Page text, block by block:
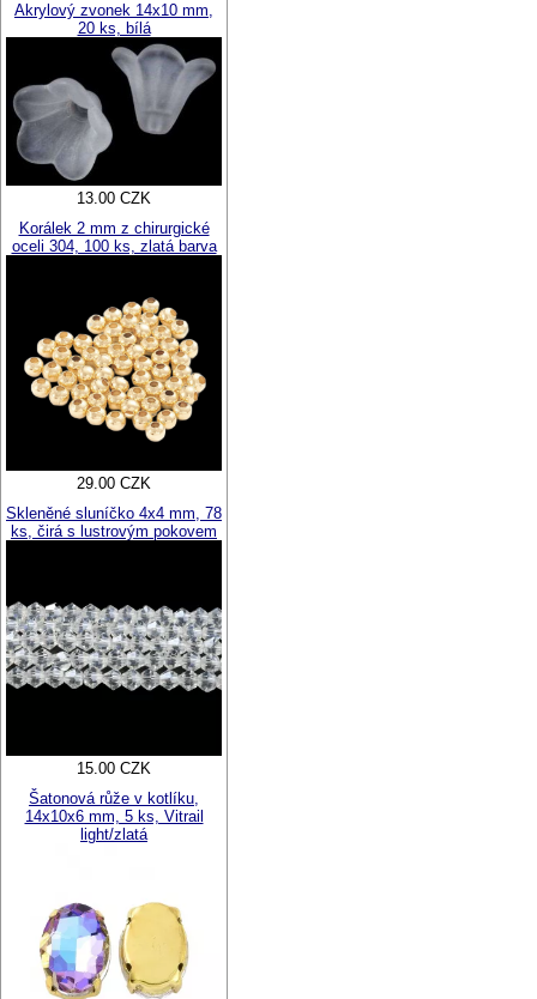
Akrylový zvonek 14x10 mm,
20 ks, bílá
13.00 CZK
Korálek 2 mm z chirurgické
oceli 304, 100 ks, zlatá barva
29.00 CZK
Skleněné sluníčko 4x4 mm, 78
ks, čirá s lustrovým pokovem
15.00 CZK
Šatonová růže v kotlíku,
14x10x6 mm, 5 ks, Vitrail
light/zlatá